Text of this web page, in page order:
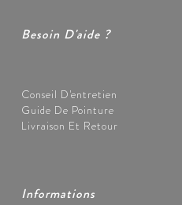
Besoin D'aide ?
Conseil D'entretien
Guide De Pointure
Livraison Et Retour
Informations